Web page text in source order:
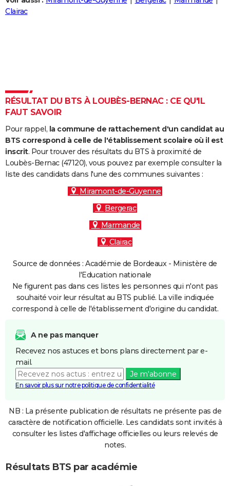
Destinations
City break
Voyage nature
Voyage de noces
Forum
Climat
+
PHOTO
Carte de Noël
Carte Bonne année
Carte Saint-Valentin
Carte Pâques
Carte d'anniversaire
DICTIONNAIRE
Dictionnaire
Biographies
Citations
Expressions
Proverbes
PROGRAMME TV
COPAINS D'AVANT
S'inscrire
Se connecter
Lycées
Collèges
Primaires
Universités
Entreprises
Service militaire
Avis de recherche
AVIS DE DÉCÈS
FORUM
Clairac
RÉSULTAT DU BTS À LOUBÈS-BERNAC : CE QU'IL
FAUT SAVOIR
Pour rappel, la commune de rattachement d'un candidat au
BTS correspond à celle de l'établissement scolaire où il est
inscrit. Pour trouver des résultats du BTS à proximité de
Loubès-Bernac (47120), vous pouvez par exemple consulter la
liste des candidats dans l'une des communes suivantes :
Miramont-de-Guyenne
Bergerac
Marmande
Clairac
Source de données : Académie de Bordeaux - Ministère de
l'Education nationale
Ne figurent pas dans ces listes les personnes qui n'ont pas
souhaité voir leur résultat au BTS publié. La ville indiquée
correspond à celle de l'établissement d'origine du candidat.
A ne pas manquer
Recevez nos astuces et bons plans directement par e-
mail.
Je m'abonne
En savoir plus sur notre politique de confidentialité
NB : La présente publication de résultats ne présente pas de
caractère de notification officielle. Les candidats sont invités à
consulter les listes d'affichage officielles ou leurs relevés de
notes.
Résultats BTS par académie